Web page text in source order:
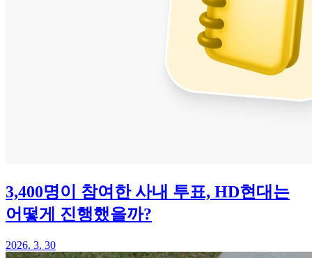
3,400명이 참여한 사내 투표, HD현대는
어떻게 진행했을까?
2026. 3. 30